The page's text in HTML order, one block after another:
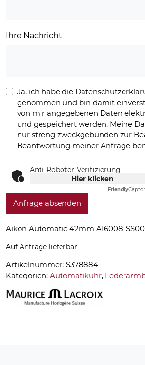
Ihre Nachricht
Ja, ich habe die
genommen und bin damit
von mir angegebenen Daten
und gespeichert werden. Meine
nur streng zweckgebunden zur
Beantwortung meiner Anfrage
Anti-Roboter-Verifizierung
Hier klicken
Friendly
Anfrage absenden
Aikon Automatic 42mm AI6008-
Auf Anfrage lieferbar
Artikelnummer: S378884
Kategorien: Automatikuhr,